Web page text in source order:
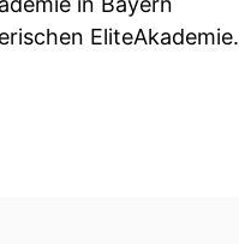
EliteAkademie.